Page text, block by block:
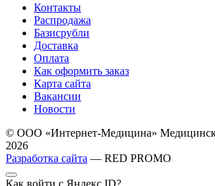
Контакты
Распродажа
Базисрубли
Доставка
Оплата
Как оформить заказ
Карта сайта
Вакансии
Новости
© ООО «Интернет-Медицина»
2026
Разработка сайта — RED PROMO
Как войти с Яндекс ID?